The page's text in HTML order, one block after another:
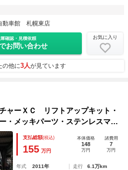
動車館 札幌東店
庫確認・見積依頼
お問い合わせ
お気に入り
の他に3人が見ています
ャーＸＣ リフトアップキット・
・メッキパーツ・ステンレスマフ
カー・ＬＥＤテール・フォグラン
プレート・フェンダーモール・ス
支払総額(税込)
155 万円
本体価格
148
万円
諸費用
7
万円
年式 2011年 走行
6.1万km